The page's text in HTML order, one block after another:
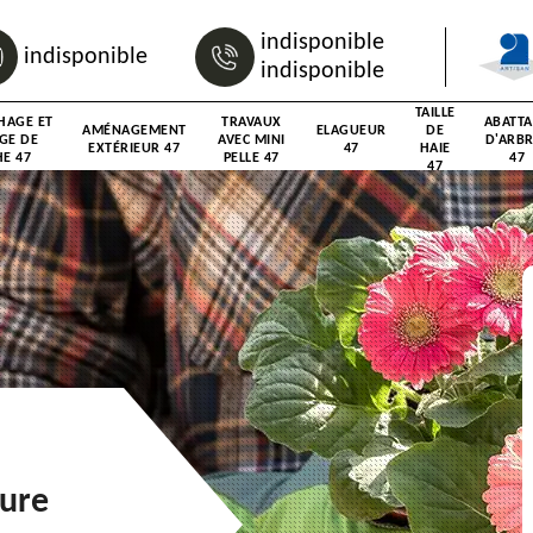
indisponible
indisponible
indisponible
ET
DE
47
AMÉNAGEMENT
EXTÉRIEUR 47
TRAVAUX
AVEC MINI
PELLE 47
ELAGUEUR
47
TAILLE
DE
HAIE
47
47